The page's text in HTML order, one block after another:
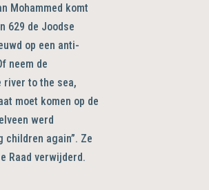
Mohammed komt
629 de Joodse
op een anti-
neem de
river to the sea,
moet komen op de
werd
again”. Ze
Raad verwijderd.